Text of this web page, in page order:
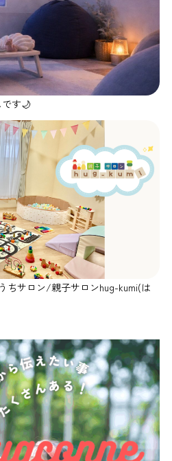
す🌙
ちサロン/親子サロンhug-kumi(は